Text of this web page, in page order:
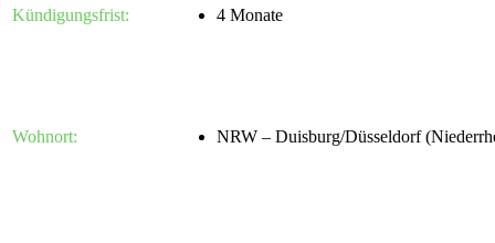
Kündigungsfrist: 4 Monate
Wohnort: NRW – Duisburg/Düsseldorf